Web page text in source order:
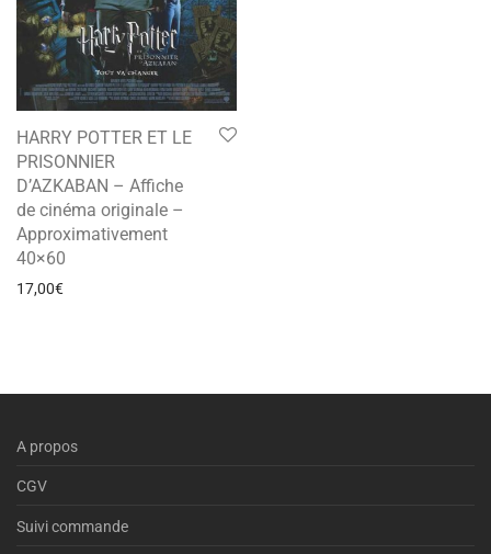
HARRY POTTER ET LE
PRISONNIER
D’AZKABAN – Affiche
de cinéma originale –
Approximativement
40×60
17,00€
A propos
CGV
Suivi commande